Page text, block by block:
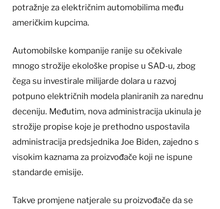
potražnje za električnim automobilima među
američkim kupcima.
Automobilske kompanije ranije su očekivale
mnogo strožije ekološke propise u SAD-u, zbog
čega su investirale milijarde dolara u razvoj
potpuno električnih modela planiranih za narednu
deceniju. Međutim, nova administracija ukinula je
strožije propise koje je prethodno uspostavila
administracija predsjednika Joe Biden, zajedno s
visokim kaznama za proizvođače koji ne ispune
standarde emisije.
Takve promjene natjerale su proizvođače da se